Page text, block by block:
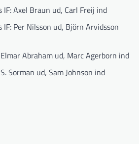
IF: Axel Braun ud, Carl Freij ind
IF: Per Nilsson ud, Björn Arvidsson
Elmar Abraham ud, Marc Agerborn ind
Sorman ud, Sam Johnson ind